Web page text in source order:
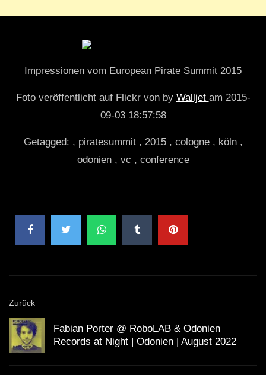
Impressionen vom European Pirate Summit 2015
Foto veröffentlicht auf Flickr von by Walljet am 2015-
09-03 18:57:58
Getagged: , piratesummit , 2015 , cologne , köln ,
odonien , vc , conference
Zurück
Fabian Porter @ RoboLAB & Odonien
Records at Night | Odonien | August 2022